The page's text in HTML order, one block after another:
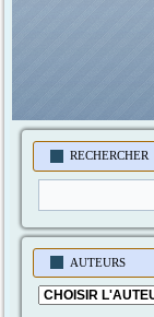
RECHERCHER
AUTEURS